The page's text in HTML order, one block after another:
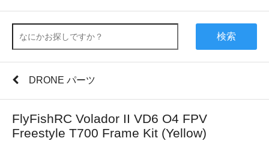
検索
DRONE パーツ
FlyFishRC Volador II VD6 O4 FPV
Freestyle T700 Frame Kit (Yellow)